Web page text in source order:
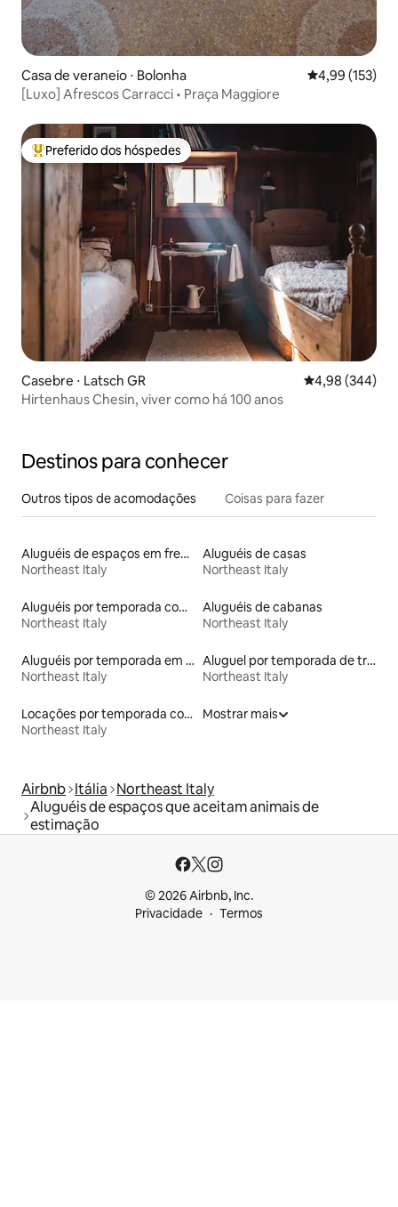
Casa de veraneio ⋅ Bolonha 4,99 de uma
4,99 (153)
[Luxo] Afrescos Carracci • Praça Maggiore
Entre os melhores preferidos dos hóspedes
Preferido dos hóspedes
Casebre ⋅ Latsch GR 4,98 de uma
4,98 (344)
Hirtenhaus Chesin, viver como há 100 anos
Destinos para conhecer
Outros tipos de acomodações Coisas para fazer
Aluguéis de espaços em frente à praia
Northeast Italy
Aluguéis de casas
Northeast Italy
Aluguéis por temporada com banheiro para PCD
Northeast Italy
Aluguéis de cabanas
Northeast Italy
Aluguéis por temporada em acampamentos
Northeast Italy
Aluguel por temporada de trailers
Northeast Italy
Locações por temporada com piscina
Northeast Italy
Mostrar mais
Airbnb Itália Northeast Italy
Aluguéis de espaços que aceitam animais de
estimação
© 2026 Airbnb, Inc.
Privacidade
Termos